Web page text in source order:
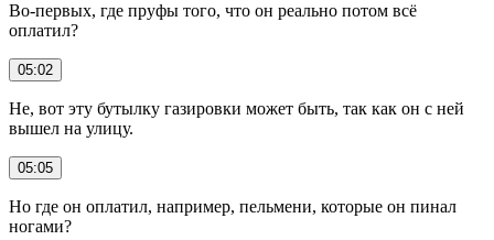
Во-первых, где пруфы того, что он реально потом всё
оплатил?
05:02
Не, вот эту бутылку газировки может быть, так как он с ней
вышел на улицу.
05:05
Но где он оплатил, например, пельмени, которые он пинал
ногами?